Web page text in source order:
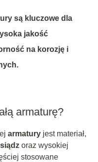
są kluczowe dla
jakość
na korozję i
armaturę?
armaturyjest materiał,
oraz wysokiej
stosowane